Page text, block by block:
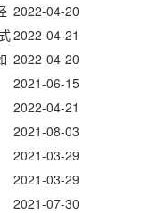
2022-04-20
2022-04-21
2022-04-20
2021-06-15
2022-04-21
2021-08-03
2021-03-29
2021-03-29
2021-07-30